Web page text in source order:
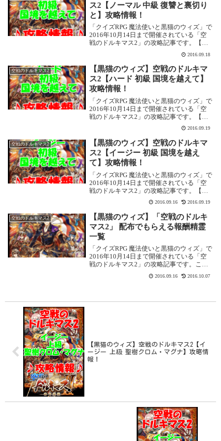
ス2【ノーマル 中級 復讐と裏切り
と】攻略情報！
「クイズRPG 魔法使いと黒猫のウィズ」で
2016年10月14日まで開催されている「空
戦のドルキマス2」の攻略記事です。【ノ
ーマル 中級 復讐と裏切りと】を攻略しま
す。空戦のドルキマス2【ノーマル 中級 復
讐と裏切りと】基本情報イベント基本...
2016.09.18
空戦のドルキマス2
【黒猫のウィズ】空戦のドルキマ
ス2【ハード 初級 国境を越えて】
攻略情報！
「クイズRPG 魔法使いと黒猫のウィズ」で
2016年10月14日まで開催されている「空
戦のドルキマス2」の攻略記事です。【ハ
ード 初級 国境を越えて】を攻略します。
空戦のドルキマス2【ハード 初級 国境を越
えて】基本情報イベント基本情報 イ...
2016.09.19
空戦のドルキマス2
【黒猫のウィズ】空戦のドルキマ
ス2【イージー 初級 国境を越え
て】攻略情報！
「クイズRPG 魔法使いと黒猫のウィズ」で
2016年10月14日まで開催されている「空
戦のドルキマス2」の攻略記事です。【イ
ージー 初級 国境を越えて】を攻略しま
す。空戦のドルキマス2【イージー 初級 国
境を越えて】基本情報イベント基本情報...
2016.09.16 2016.09.19
空戦のドルキマス2
【黒猫のウィズ】「空戦のドルキ
マス2」 配布でもらえる報酬精霊
一覧
「クイズRPG 魔法使いと黒猫のウィズ」で
2016年10月14日まで開催されている「空
戦のドルキマス2」の攻略記事です。ここ
では配布でもらえる精霊をまとめました。
多分隠し精霊もあると思うので、分かり次
2016.09.16 2016.10.07
【黒猫のウィズ】空戦のドルキマス2【イ
ージー 上級 聖樹クロム・マグナ】攻略情
報！